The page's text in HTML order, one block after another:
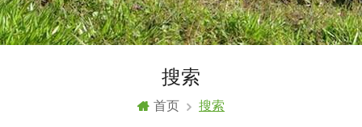
搜索
首页 搜索